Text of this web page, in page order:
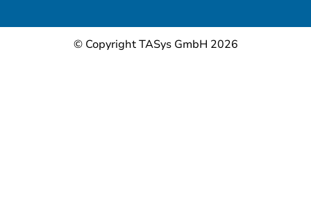
© Copyright TASys GmbH 2026